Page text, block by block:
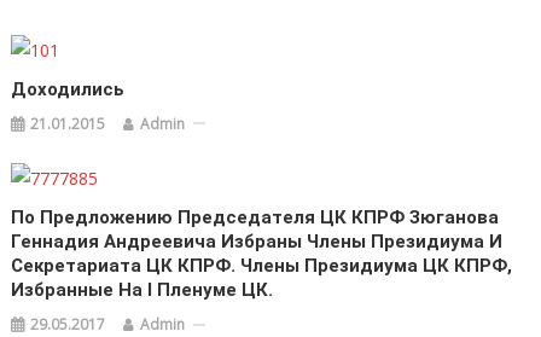
Доходились
21.01.2015 Admin
По Предложению Председателя ЦК КПРФ Зюганова
Геннадия Андреевича Избраны Члены Президиума И
Секретариата ЦК КПРФ. Члены Президиума ЦК КПРФ,
Избранные На I Пленуме ЦК.
29.05.2017 Admin